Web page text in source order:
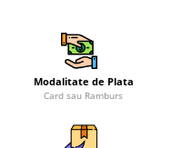
Modalitate de Plata
Card sau Ramburs